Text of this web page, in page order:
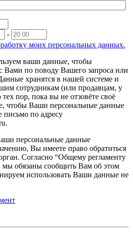
-
моих персональных данных.
ваши данные, чтобы
с Вами по поводу Вашего запроса или
хранятся в нашей системе и
сотрудникам (или продавцам, у
тех пор, пока вы не отзовёте своё
чтобы Ваши персональные данные
письмо по адресу
персональные данные
Вы имеете право обратиться
Согласно “Общему регламенту
обязаны сообщить Вам об этом
использовать Ваши данные не